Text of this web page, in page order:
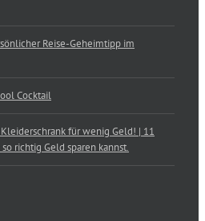
Reise-Geheimtipp im
Cocktail
für wenig Geld! | 11
richtig Geld sparen kannst.